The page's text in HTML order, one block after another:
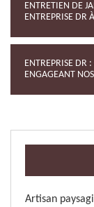
ENTRETIEN DE
ENTREPRISE DR
ENTREPRISE DR
ENGAGEANT
Artisan